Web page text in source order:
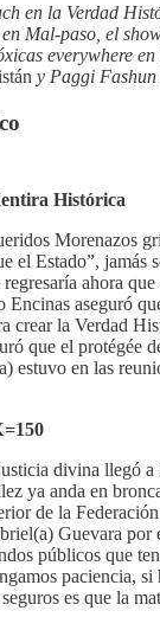
en la Verdad
Mal-paso, el
everywhere
y Paggi Fashun
Histórica
Morenazos
el Estado”, jamás
ahora
Encinas aseguró
crear la Verdad
que el protégée
estuvo en las
divina llegó a
ya anda en
de la
Guevara por
públicos que
paciencia,
es que la